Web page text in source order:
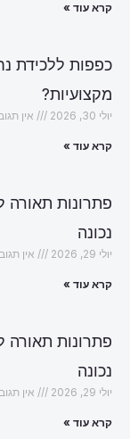
קרא עוד »
כפפות ללכידת
מקצועיות?
יולי 30, 2026 אין
קרא עוד »
פתרונות תאורה
נכונה
יולי 29, 2026 אין
קרא עוד »
פתרונות תאורה
נכונה
יולי 29, 2026 אין
קרא עוד »